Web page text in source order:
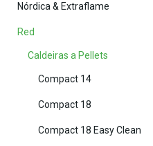
Nórdica & Extraflame
Red
Caldeiras a Pellets
Compact 14
Compact 18
Compact 18 Easy Clean